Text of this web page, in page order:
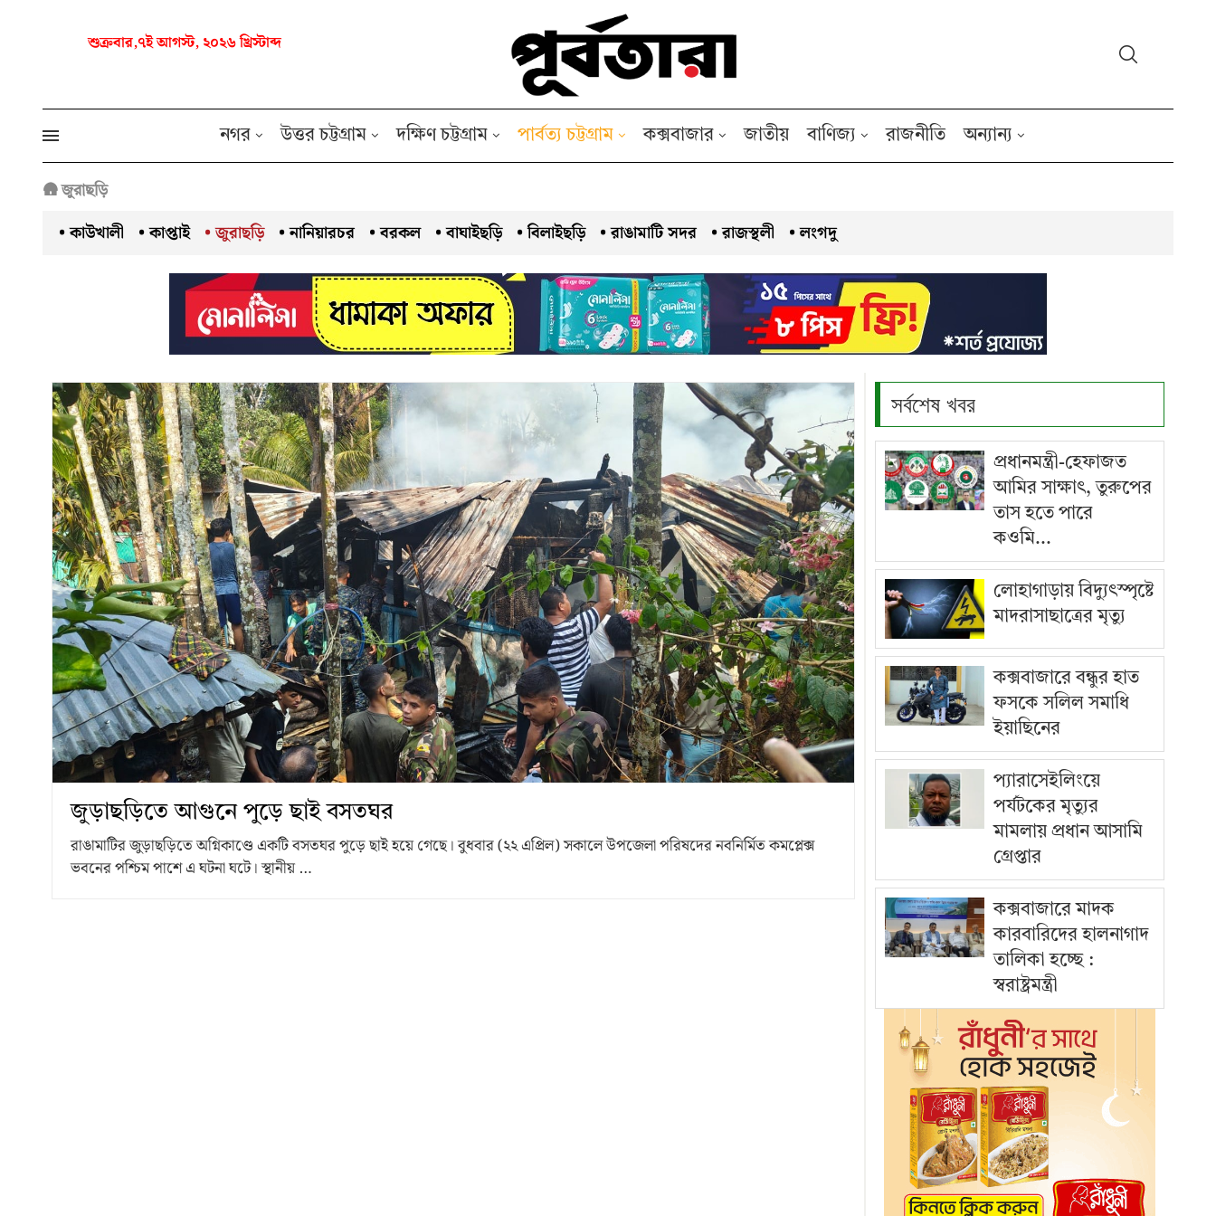
শুক্রবার,৭ই আগস্ট, ২০২৬ খ্রিস্টাব্দ
নগর উত্তর চট্টগ্রাম দক্ষিণ চট্টগ্রাম পার্বত্য চট্টগ্রাম কক্সবাজার জাতীয় বাণিজ্য রাজনীতি অন্যান্য
🛖 জুরাছড়ি
• কাউখালী • কাপ্তাই • জুরাছড়ি • নানিয়ারচর • বরকল • বাঘাইছড়ি • বিলাইছড়ি • রাঙামাটি সদর • রাজস্থলী • লংগদু
জুড়াছড়িতে আগুনে পুড়ে ছাই বসতঘর
রাঙামাটির জুড়াছড়িতে অগ্নিকাণ্ডে একটি বসতঘর পুড়ে ছাই হয়ে গেছে। বুধবার (২২ এপ্রিল) সকালে উপজেলা পরিষদের নবনির্মিত কমপ্লেক্স
ভবনের পশ্চিম পাশে এ ঘটনা ঘটে। স্থানীয় …
সর্বশেষ খবর
প্রধানমন্ত্রী-হেফাজত
আমির সাক্ষাৎ, তুরুপের
তাস হতে পারে
কওমি...
লোহাগাড়ায় বিদ্যুৎস্পৃষ্টে
মাদরাসাছাত্রের মৃত্যু
কক্সবাজারে বন্ধুর হাত
ফসকে সলিল সমাধি
ইয়াছিনের
প্যারাসেইলিংয়ে
পর্যটকের মৃত্যুর
মামলায় প্রধান আসামি
গ্রেপ্তার
কক্সবাজারে মাদক
কারবারিদের হালনাগাদ
তালিকা হচ্ছে :
স্বরাষ্ট্রমন্ত্রী